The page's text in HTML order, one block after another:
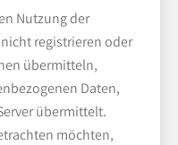
Nutzung der
registrieren oder
übermitteln,
Daten,
übermittelt.
möchten,